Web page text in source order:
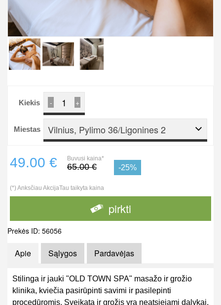
Kiekis - +
Miestas Vilnius, Pylimo 36/Ligonines 2
49.00 € Buvusi kaina*
65.00 € -25%
(*) Anksčiau AkcijaTau taikyta kaina
pirkti
Prekės ID: 56056
Apie Sąlygos Pardavėjas
Stilinga ir jauki "OLD TOWN SPA" masažo ir grožio
klinika, kviečia pasirūpinti savimi ir pasilepinti
procedūromis. Sveikata ir grožis yra neatsiejami dalykai,